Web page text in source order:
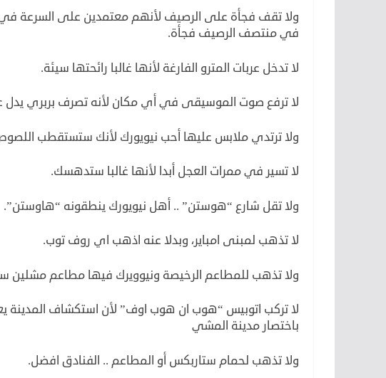
ولا تقف فجأة على الرصيف لأنهم معتمدين على السرعة
في منتصف الرصيف فجأة.
لا تدخل عربات المترو الفارغة لأنها غالبا رائحتها سيئة.
لا ترفع صوت الموسيقى في أي مكان لأنه تصرف بربري يدل
ولا ترتدي ملابس عليها أحب نيويورك لأنك ستستقطب
لا تسير في ممرات العجل أبدا لأنها غالبا ستدهسك.
ولا تقل شارع “هوستن” .. أهل نيويورك ينطقونه “هاوستن”.
لا تذهب لمبنى امباير، وبدلا عنه اذهب اي روف توب.
ولا تذهب للمطاعم الرخيصة ونيوويرك فيها مطاعم مشلين
لا تركب اتوبيس “هوب ان هوب اوف” لأن استكشاف
باختصار مدينة المشي
ولا تذهب لحمام ستاربكس أو المطاعم .. الفنادق افضل.